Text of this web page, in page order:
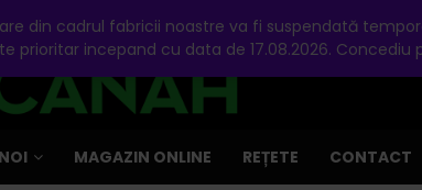
MAGAZIN ONLINE REȚETE CONTACT
din cadrul fabricii noastre va fi suspendată
prioritar incepand cu data de 17.08.2026. Concediu